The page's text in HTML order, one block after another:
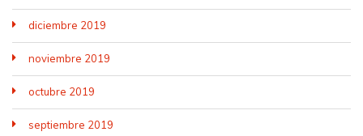
diciembre 2019
noviembre 2019
octubre 2019
septiembre 2019